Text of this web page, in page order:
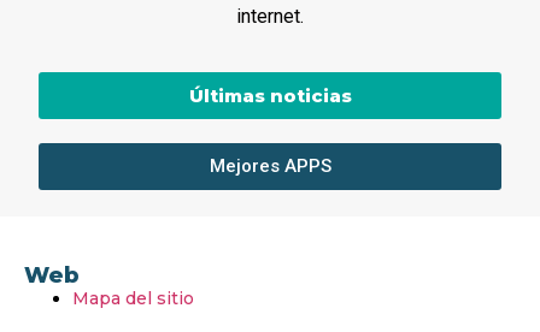
internet.
Mejores APPS
Últimas noticias
Web
Mapa del sitio